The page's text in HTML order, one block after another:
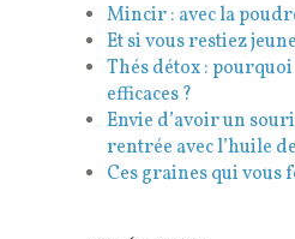
Mincir : avec la
Et si vous restiez
Thés détox :
efficaces ?
Envie d’avoir un
rentrée avec l’huile
Ces graines qui vous